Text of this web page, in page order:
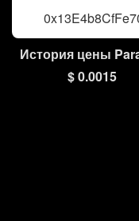
История цены
$ 0.0015